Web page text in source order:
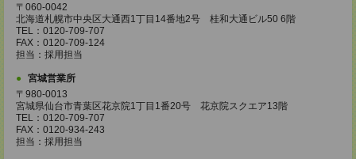
〒060-0042
北海道札幌市中央区大通西1丁目14番地2号 桂和大通ビル50 6階
TEL：0120-709-707
FAX：0120-709-124
担当：採用担当
宮城営業所
〒980-0013
宮城県仙台市青葉区花京院1丁目1番20号 花京院スクエア13階
TEL：0120-709-707
FAX：0120-934-243
担当：採用担当